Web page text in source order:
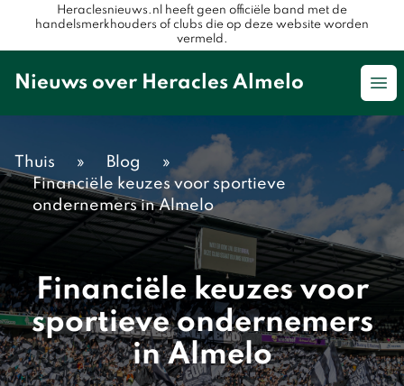
Heraclesnieuws.nl heeft geen officiële band met de
handelsmerkhouders of clubs die op deze website worden
vermeld.
Nieuws over Heracles Almelo
Thuis » Blog
»
Financiële keuzes voor sportieve
ondernemers in Almelo
Financiële keuzes voor
sportieve ondernemers
in Almelo